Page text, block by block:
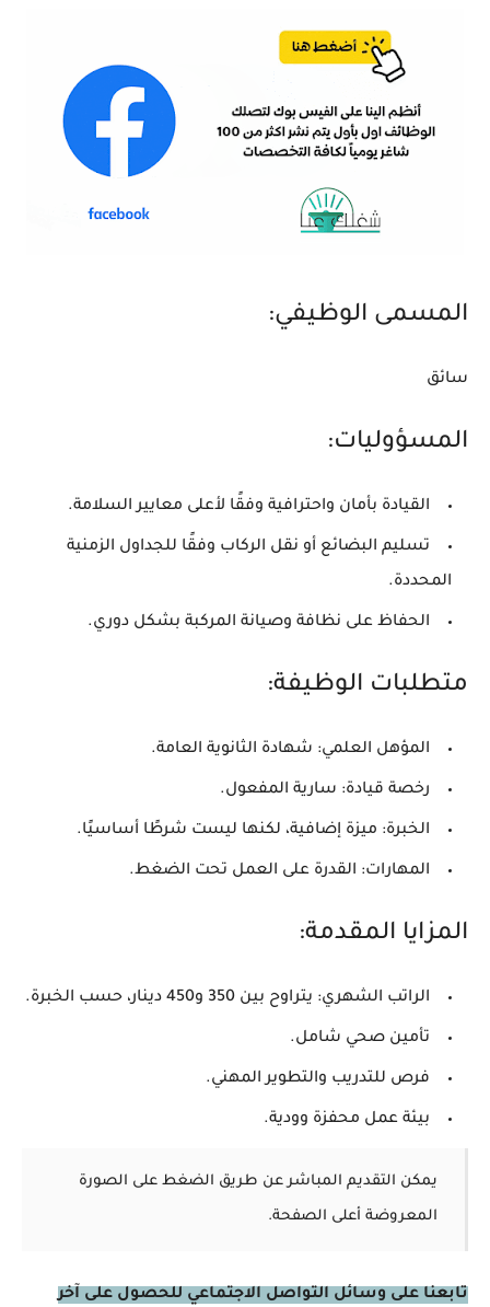
المسمى الوظيفي:
سائق
المسؤوليات:
القيادة بأمان واحترافية وفقًا لأعلى معايير السلامة.
تسليم البضائع أو نقل الركاب وفقًا للجداول الزمنية
المحددة.
الحفاظ على نظافة وصيانة المركبة بشكل دوري.
متطلبات الوظيفة:
المؤهل العلمي: شهادة الثانوية العامة.
رخصة قيادة: سارية المفعول.
الخبرة: ميزة إضافية، لكنها ليست شرطًا أساسيًا.
المهارات: القدرة على العمل تحت الضغط.
المزايا المقدمة:
الراتب الشهري: يتراوح بين 350 و450 دينار، حسب الخبرة.
تأمين صحي شامل.
فرص للتدريب والتطوير المهني.
بيئة عمل محفزة وودية.
يمكن التقديم المباشر عن طريق الضغط على الصورة
المعروضة أعلى الصفحة.
تابعنا على وسائل التواصل الاجتماعي للحصول على آخر